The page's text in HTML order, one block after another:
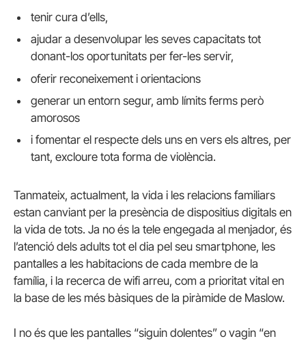
tenir cura d’ells,
ajudar a desenvolupar les seves capacitats tot
donant-los oportunitats per fer-les servir,
oferir reconeixement i orientacions
generar un entorn segur, amb límits ferms però
amorosos
i fomentar el respecte dels uns en vers els altres, per
tant, excloure tota forma de violència.
Tanmateix, actualment, la vida i les relacions familiars
estan canviant per la presència de dispositius digitals en
la vida de tots. Ja no és la tele engegada al menjador, és
l’atenció dels adults tot el dia pel seu smartphone, les
pantalles a les habitacions de cada membre de la
família, i la recerca de wifi arreu, com a prioritat vital en
la base de les més bàsiques de la piràmide de Maslow.
I no és que les pantalles “siguin dolentes” o vagin “en